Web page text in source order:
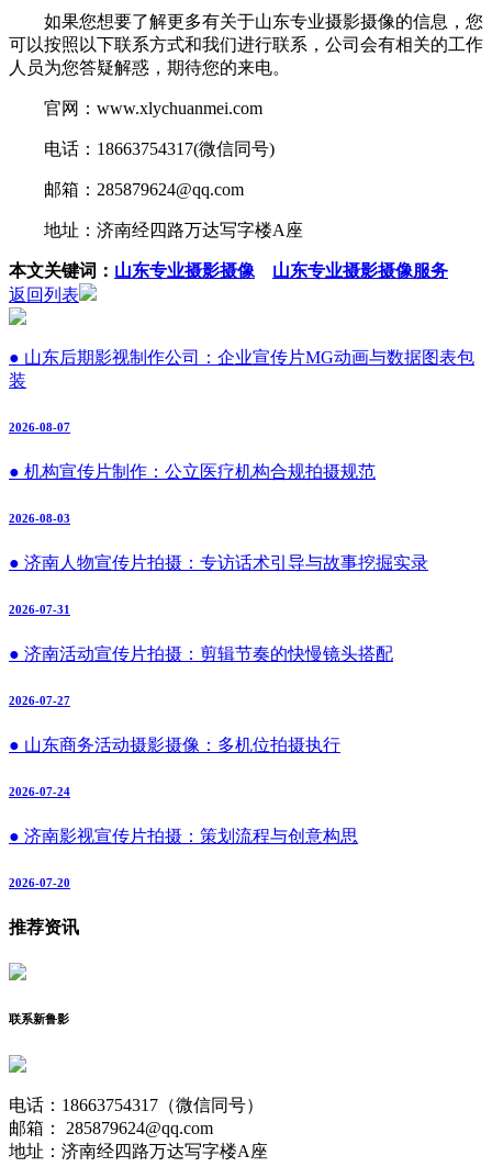
如果您想要了解更多有关于山东专业摄影摄像的信息，您
可以按照以下联系方式和我们进行联系，公司会有相关的工作
人员为您答疑解惑，期待您的来电。
官网：www.xlychuanmei.com
电话：18663754317(微信同号)
邮箱：285879624@qq.com
地址：济南经四路万达写字楼A座
本文关键词： 山东专业摄影摄像
山东专业摄影摄像服务
返回列表
● 山东后期影视制作公司：企业宣传片MG动画与数据图表包
装
2026-08-07
● 机构宣传片制作：公立医疗机构合规拍摄规范
2026-08-03
● 济南人物宣传片拍摄：专访话术引导与故事挖掘实录
2026-07-31
● 济南活动宣传片拍摄：剪辑节奏的快慢镜头搭配
2026-07-27
● 山东商务活动摄影摄像：多机位拍摄执行
2026-07-24
● 济南影视宣传片拍摄：策划流程与创意构思
2026-07-20
推荐资讯
联系新鲁影
电话：18663754317（微信同号）
邮箱： 285879624@qq.com
地址：济南经四路万达写字楼A座